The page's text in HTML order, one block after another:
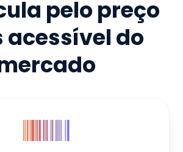
pelo preço
acessível do